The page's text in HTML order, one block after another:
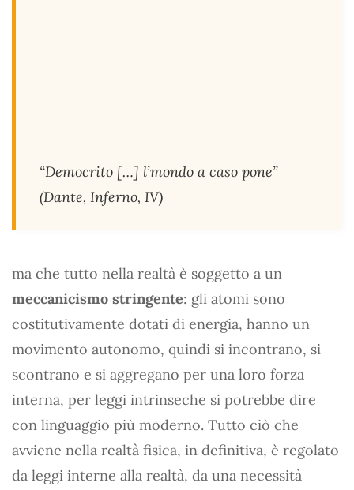
“Democrito […] l’mondo a caso pone”
(Dante, Inferno, IV)
ma che tutto nella realtà è soggetto a un
meccanicismo stringente: gli atomi sono
costitutivamente dotati di energia, hanno un
movimento autonomo, quindi si incontrano, si
scontrano e si aggregano per una loro forza
interna, per leggi intrinseche si potrebbe dire
con linguaggio più moderno. Tutto ciò che
avviene nella realtà fisica, in definitiva, è regolato
da leggi interne alla realtà, da una necessità